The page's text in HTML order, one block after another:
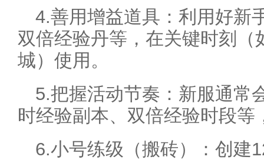
4.善用增益道具：利用好新
双倍经验丹等，在关键时刻（
城）使用。
5.把握活动节奏：新服通常
时经验副本、双倍经验时段等
6.小号练级（搬砖）：创建